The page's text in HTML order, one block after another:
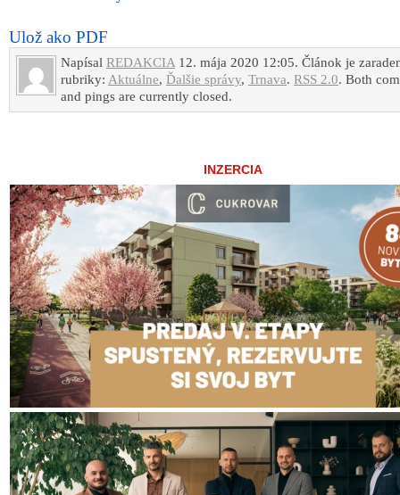
Ulož ako PDF
Napísal REDAKCIA12. mája 2020 12:05. Článok je
rubriky: Aktuálne, Ďalšie správy, Trnava. RSS 2.0. Both
and pings are currently closed.
INZERCIA